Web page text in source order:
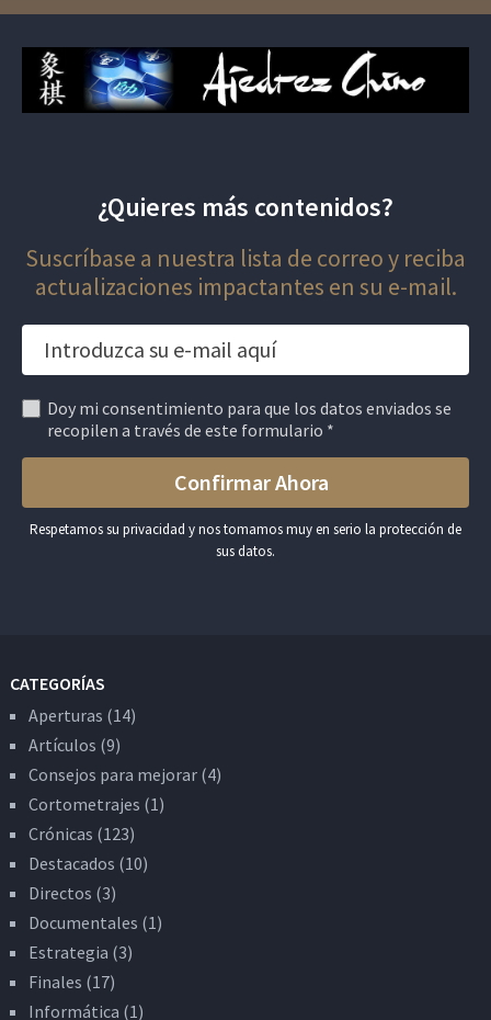
¿Quieres más contenidos?
Suscríbase a nuestra lista de correo y reciba
actualizaciones impactantes en su e-mail.
Doy mi consentimiento para que los datos enviados se
recopilen a través de este formulario *
Respetamos su privacidad y nos tomamos muy en serio la protección de
sus datos.
CATEGORÍAS
Aperturas (14)
Artículos (9)
Consejos para mejorar(4)
Cortometrajes (1)
Crónicas (123)
Destacados (10)
Directos (3)
Documentales (1)
Estrategia (3)
Finales (17)
Informática (1)